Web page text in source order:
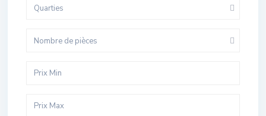
Quarties
Nombre de pièces